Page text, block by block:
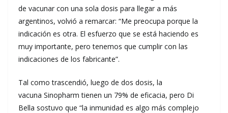
de vacunar con una sola dosis para llegar a más
argentinos, volvió a remarcar: “Me preocupa porque la
indicación es otra. El esfuerzo que se está haciendo es
muy importante, pero tenemos que cumplir con las
indicaciones de los fabricante”.
Tal como trascendió, luego de dos dosis, la
vacuna Sinopharm tienen un 79% de eficacia, pero Di
Bella sostuvo que “la inmunidad es algo más complejo